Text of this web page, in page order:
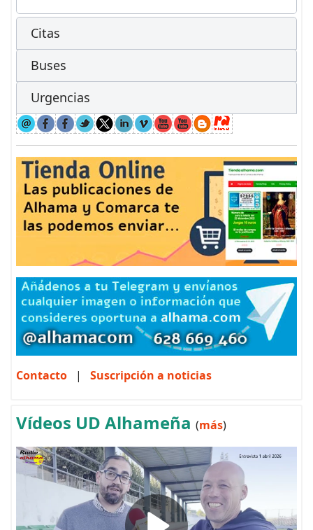
Citas
Buses
Urgencias
Contacto | Suscripción a noticias
Vídeos UD Alhameña (más)